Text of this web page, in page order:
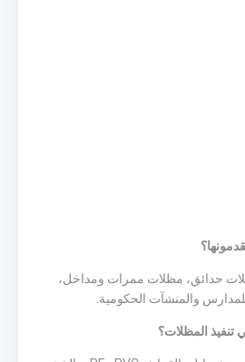
حدائق، مظلات ممرات ومداخل،
والمنشآت الحكومية.